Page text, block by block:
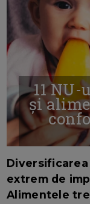
11
și
extrem de
Alimentele